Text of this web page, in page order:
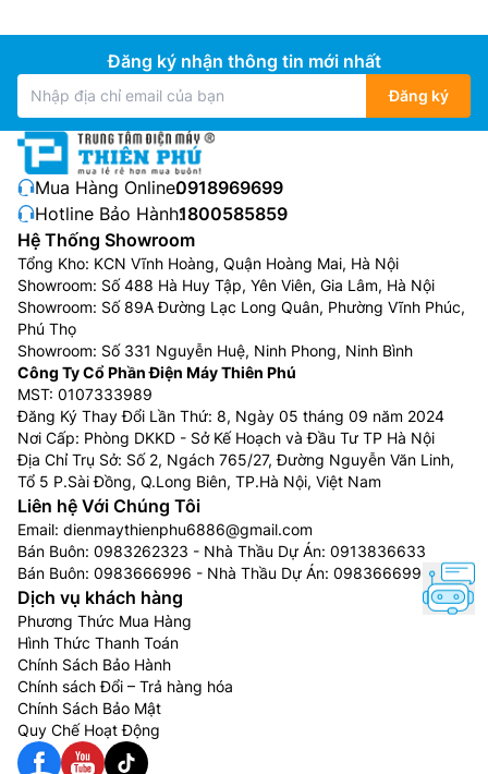
Đăng ký nhận thông tin mới nhất
Đăng ký
Mua Hàng Online:0918969699
Hotline Bảo Hành:1800585859
Hệ Thống Showroom
Tổng Kho: KCN Vĩnh Hoàng, Quận Hoàng Mai, Hà Nội
Showroom: Số 488 Hà Huy Tập, Yên Viên, Gia Lâm, Hà Nội
Showroom: Số 89A Đường Lạc Long Quân, Phường Vĩnh Phúc,
Phú Thọ
Showroom: Số 331 Nguyễn Huệ, Ninh Phong, Ninh Bình
Công Ty Cổ Phần Điện Máy Thiên Phú
MST: 0107333989
Đăng Ký Thay Đổi Lần Thứ: 8, Ngày 05 tháng 09 năm 2024
Nơi Cấp: Phòng DKKD - Sở Kế Hoạch và Đầu Tư TP Hà Nội
Địa Chỉ Trụ Sở: Số 2, Ngách 765/27, Đường Nguyễn Văn Linh,
Tổ 5 P.Sài Đồng, Q.Long Biên, TP.Hà Nội, Việt Nam
Liên hệ Với Chúng Tôi
Email: dienmaythienphu6886@gmail.com
Bán Buôn: 0983262323 - Nhà Thầu Dự Án: 0913836633
Bán Buôn: 0983666996 - Nhà Thầu Dự Án: 0983666996
Dịch vụ khách hàng
Phương Thức Mua Hàng
Hình Thức Thanh Toán
Chính Sách Bảo Hành
Chính sách Đổi – Trả hàng hóa
Chính Sách Bảo Mật
Quy Chế Hoạt Động